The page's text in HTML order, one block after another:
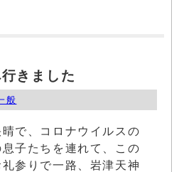
きました
般
で、コロナウイルスの
子たちを連れて、この
参りで一路、岩津天神